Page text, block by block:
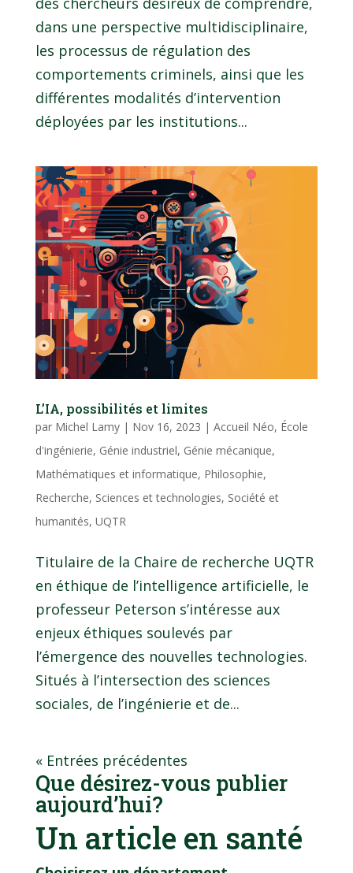
dans une perspective multidisciplinaire,
les processus de régulation des
comportements criminels, ainsi que les
différentes modalités d’intervention
déployées par les institutions...
L’IA, possibilités et limites
par Michel Lamy| Nov 16, 2023 | Accueil Néo, École
d'ingénierie, Génie industriel, Génie mécanique,
Mathématiques et informatique, Philosophie,
Recherche, Sciences et technologies, Société et
humanités, UQTR
Titulaire de la Chaire de recherche UQTR
en éthique de l’intelligence artificielle, le
professeur Peterson s’intéresse aux
enjeux éthiques soulevés par
l’émergence des nouvelles technologies.
Situés à l’intersection des sciences
sociales, de l’ingénierie et de...
« Entrées précédentes
Que désirez-vous publier
aujourd’hui?
Un article en santé